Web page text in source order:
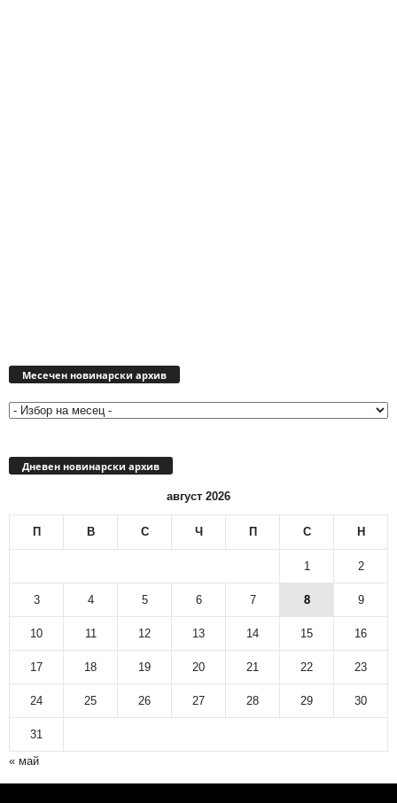
Месечен новинарски архив
Дневен новинарски архив
август 2026
П В С Ч П С Н
1 2
3 4 5 6 7 8 9
10 11 12 13 14 15 16
17 18 19 20 21 22 23
24 25 26 27 28 29 30
31
« май